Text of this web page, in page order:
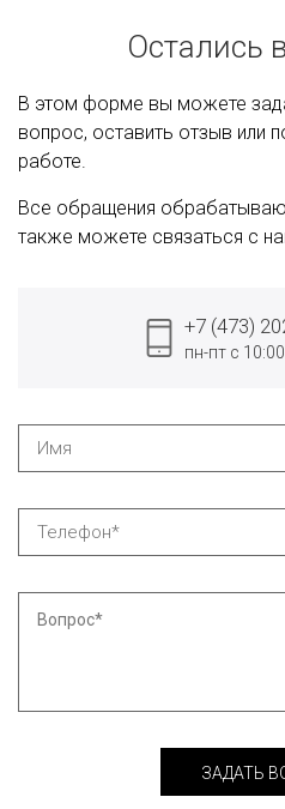
Остались
В этом форме вы можете
вопрос, оставить отзыв или
работе.
Все обращения
также можете связаться с
+7 (473)
пн-пт с
ЗАДАТЬ